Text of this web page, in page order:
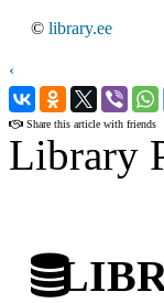
© library.ee
‹
›
Share this article with friends
Library